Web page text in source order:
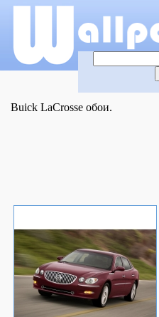
Buick LaCrosse обои.